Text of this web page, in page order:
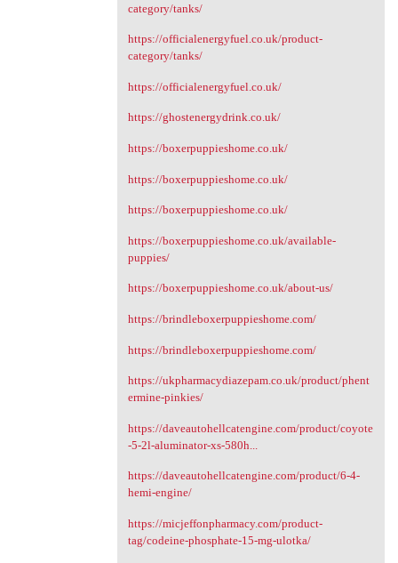
category/tanks/
https://officialenergyfuel.co.uk/product-
category/tanks/
https://officialenergyfuel.co.uk/
https://ghostenergydrink.co.uk/
https://boxerpuppieshome.co.uk/
https://boxerpuppieshome.co.uk/
https://boxerpuppieshome.co.uk/
https://boxerpuppieshome.co.uk/available-
puppies/
https://boxerpuppieshome.co.uk/about-us/
https://brindleboxerpuppieshome.com/
https://brindleboxerpuppieshome.com/
https://ukpharmacydiazepam.co.uk/product/phent
ermine-pinkies/
https://daveautohellcatengine.com/product/coyote
-5-2l-aluminator-xs-580h...
https://daveautohellcatengine.com/product/6-4-
hemi-engine/
https://micjeffonpharmacy.com/product-
tag/codeine-phosphate-15-mg-ulotka/